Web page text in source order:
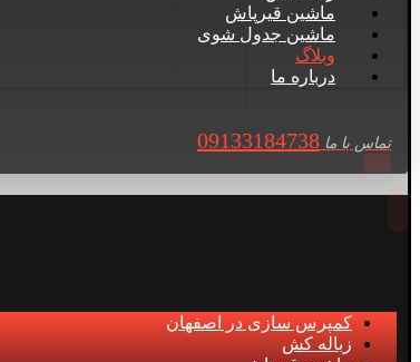
ماشین قیرپاش
ماشین جدول شوی
وبلاگ
درباره ما
تماس با ما 09133184738
کمپرس سازی در اصفهان
زباله کش